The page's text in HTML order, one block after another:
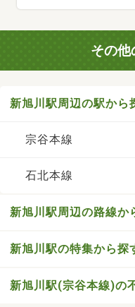
その他
新旭川駅周辺の駅から
宗谷本線
石北本線
新旭川駅周辺の路線か
新旭川駅の特集から探
新旭川駅(宗谷本線)の